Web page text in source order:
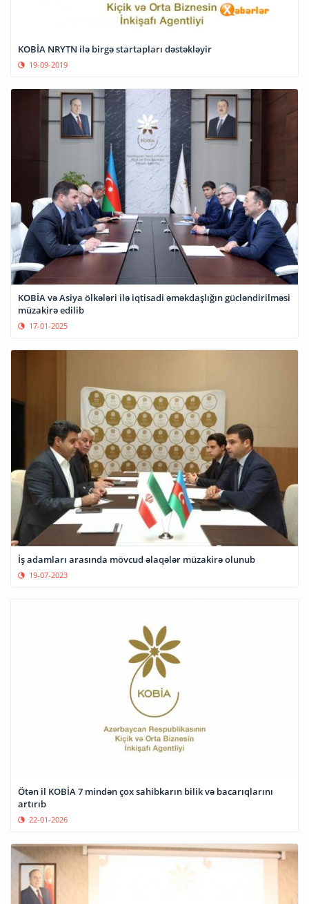
KOBİA NRYTN ilə birgə startapları dəstəkləyir
19-09-2019
KOBİA və Asiya ölkələri ilə iqtisadi əməkdaşlığın gücləndirilməsi
müzakirə edilib
17-01-2025
İş adamları arasında mövcud əlaqələr müzakirə olunub
19-07-2023
Ötən il KOBİA 7 mindən çox sahibkarın bilik və bacarıqlarını
artırıb
22-01-2026